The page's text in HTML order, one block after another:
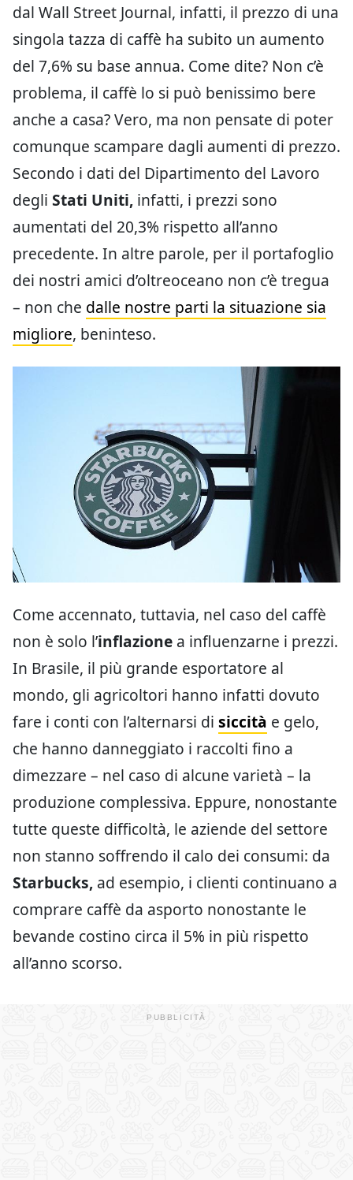
dal Wall Street Journal, infatti, il prezzo di una
singola tazza di caffè ha subito un aumento
del 7,6% su base annua. Come dite? Non c’è
problema, il caffè lo si può benissimo bere
anche a casa? Vero, ma non pensate di poter
comunque scampare dagli aumenti di prezzo.
Secondo i dati del Dipartimento del Lavoro
degli Stati Uniti, infatti, i prezzi sono
aumentati del 20,3% rispetto all’anno
precedente. In altre parole, per il portafoglio
dei nostri amici d’oltreoceano non c’è tregua
– non che dalle nostre parti la situazione sia
migliore, beninteso.
Come accennato, tuttavia, nel caso del caffè
non è solo l’inflazione a influenzarne i prezzi.
In Brasile, il più grande esportatore al
mondo, gli agricoltori hanno infatti dovuto
fare i conti con l’alternarsi di siccità e gelo,
che hanno danneggiato i raccolti fino a
dimezzare – nel caso di alcune varietà – la
produzione complessiva. Eppure, nonostante
tutte queste difficoltà, le aziende del settore
non stanno soffrendo il calo dei consumi: da
Starbucks, ad esempio, i clienti continuano a
comprare caffè da asporto nonostante le
bevande costino circa il 5% in più rispetto
all’anno scorso.